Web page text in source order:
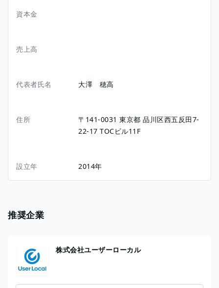
資本金
売上高
代表者氏名 大澤 穂高
住所 〒141-0031東京都品川区西五反田7-
22-17TOCビル11F
設立年 2014年
推奨企業
株式会社ユーザーローカル